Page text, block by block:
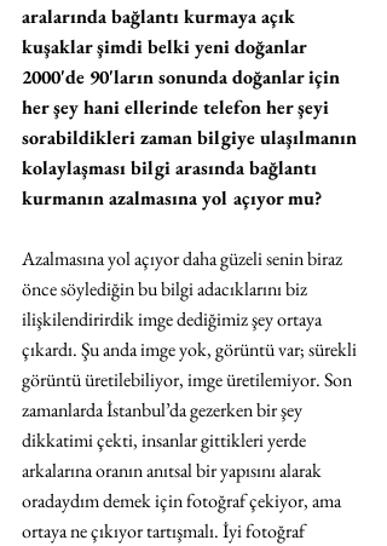
aralarında bağlantı kurmaya açık
kuşaklar şimdi belki yeni doğanlar
2000'de 90'ların sonunda doğanlar için
her şey hani ellerinde telefon her şeyi
sorabildikleri zaman bilgiye ulaşılmanın
kolaylaşması bilgi arasında bağlantı
kurmanın azalmasına yol açıyor mu?
Azalmasına yol açıyor daha güzeli senin biraz
önce söylediğin bu bilgi adacıklarını biz
ilişkilendirirdik imge dediğimiz şey ortaya
çıkardı. Şu anda imge yok, görüntü var; sürekli
görüntü üretilebiliyor, imge üretilemiyor. Son
zamanlarda İstanbul’da gezerken bir şey
dikkatimi çekti, insanlar gittikleri yerde
arkalarına oranın anıtsal bir yapısını alarak
oradaydım demek için fotoğraf çekiyor, ama
ortaya ne çıkıyor tartışmalı. İyi fotoğraf